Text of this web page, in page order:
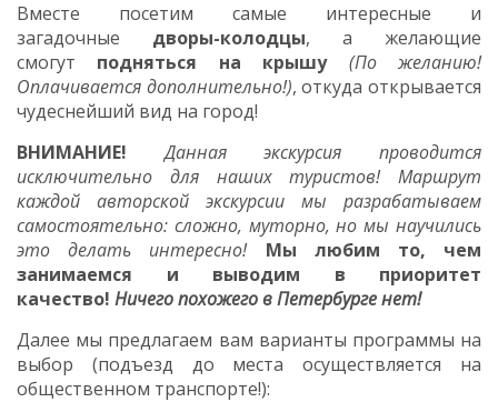
Вместе посетим самые интересные и
загадочные дворы-колодцы, а желающие
смогут подняться на крышу (По желанию!
Оплачивается дополнительно!), откуда открывается
чудеснейший вид на город!
ВНИМАНИЕ! Данная экскурсия проводится
исключительно для наших туристов! Маршрут
каждой авторской экскурсии мы разрабатываем
самостоятельно: сложно, муторно, но мы научились
это делать интересно! Мы любим то, чем
занимаемся и выводим в приоритет
качество! Ничего похожего в Петербурге нет!
Далее мы предлагаем вам варианты программы на
выбор (подъезд до места осуществляется на
общественном транспорте!):